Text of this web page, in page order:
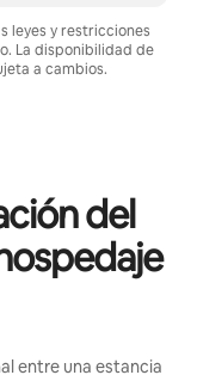
leyes y restricciones
La disponibilidad de
a cambios.
del
entre una estancia